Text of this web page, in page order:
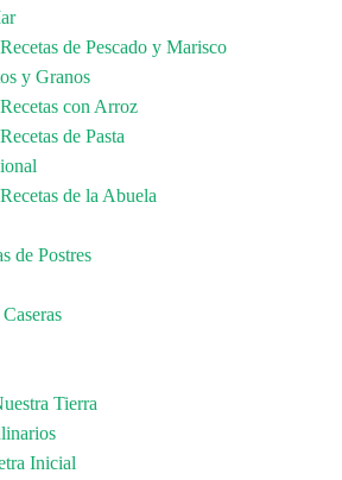
Recetas de Pescado y Marisco
y Granos
Recetas con Arroz
Recetas de Pasta
Recetas de la Abuela
de Postres
Tierra
Inicial